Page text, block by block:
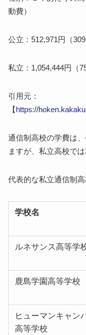
動費）
公立：512,971円（
私立：1,054,444円（
引用元：
【 https://
通信制高校の学費は
ますが、私立高校で
代表的な私立通信制
学校名
ルネサンス高等学
鹿島学園高等学校
ヒューマンキャン
高等学校